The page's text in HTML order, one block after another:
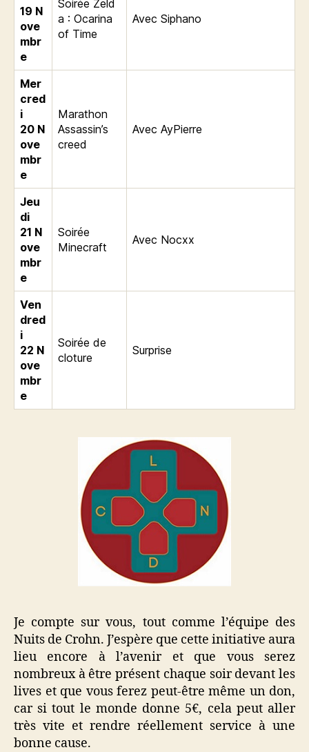
19 N
ove
mbr
e
Soirée Zeld
a : Ocarina
of Time
Avec Siphano
Mer
cred
i
20 N
ove
mbr
e
Marathon
Assassin’s
creed
Avec AyPierre
Jeu
di
21 N
ove
mbr
e
Soirée
Minecraft
Avec Nocxx
Ven
dred
i
22 N
ove
mbr
e
Soirée de
cloture
Surprise
Je compte sur vous, tout comme l’équipe des
Nuits de Crohn. J’espère que cette initiative aura
lieu encore à l’avenir et que vous serez
nombreux à être présent chaque soir devant les
lives et que vous ferez peut-être même un don,
car si tout le monde donne 5€, cela peut aller
très vite et rendre réellement service à une
bonne cause.